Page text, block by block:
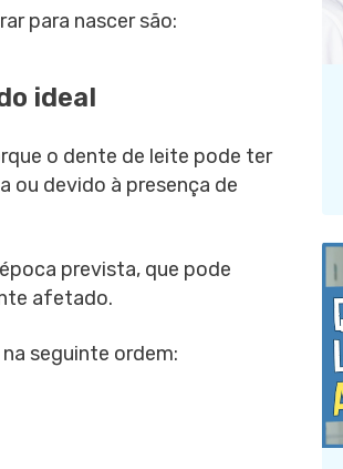
para nascer são:
ideal
o dente de leite pode ter
ou devido à presença de
prevista, que pode
afetado.
seguinte ordem: